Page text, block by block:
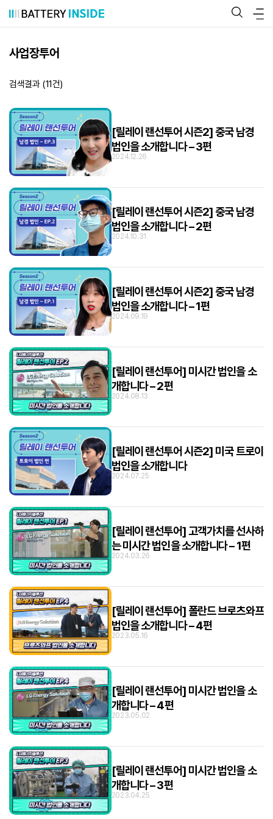
츠
사업장투어
검색결과 (11건)
[릴레이 랜선투어 시즌2] 중국 남경
법인을 소개합니다 – 3편
2024.12.26
[릴레이 랜선투어 시즌2] 중국 남경
법인을 소개합니다 – 2편
2024.10.31
[릴레이 랜선투어 시즌2] 중국 남경
법인을 소개합니다 – 1편
2024.09.19
[릴레이 랜선투어] 미시간 법인을 소
개합니다 – 2편
2024.08.13
[릴레이 랜선투어 시즌2] 미국 트로이
법인을 소개합니다
2024.07.25
[릴레이 랜선투어] 고객가치를 선사하
는 미시간 법인을 소개합니다 – 1편
2024.03.26
[릴레이 랜선투어] 폴란드 브로츠와프
법인을 소개합니다 – 4편
2023.05.16
[릴레이 랜선투어] 미시간 법인을 소
개합니다 – 4편
2023.05.02
[릴레이 랜선투어] 미시간 법인을 소
개합니다 – 3편
2023.04.25